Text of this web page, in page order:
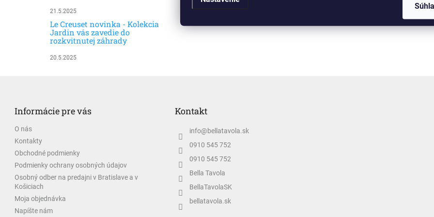
21.5.2025
Le Creuset novinka - Kolekcia
Jardin vás zavedie do
rozkvitnutej záhrady
20.5.2025
Informácie pre vás
O nás
Kontakty
Obchodné podmienky
Podmienky ochrany osobných údajov
Osobný odber na predajni v Bratislave a v
Košiciach
Moja objednávka
Napíšte nám
Kontakt
info@bellatavola.sk
0910 545 752
0910 545 752
Bella Tavola
BellaTavolaSK
bellatavola.sk